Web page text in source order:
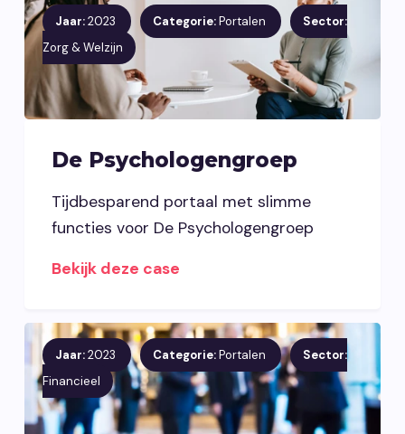
Jaar:2023 Categorie:Portalen
Sector:
Zorg & Welzijn
De Psychologengroep
Tijdbesparend portaal met slimme
functies voor De Psychologengroep
Bekijk deze case
Jaar:2023 Categorie:Portalen
Sector:
Financieel